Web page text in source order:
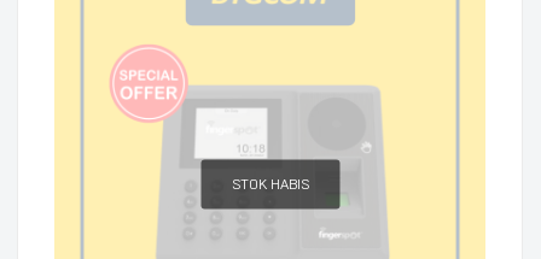
STOK HABIS